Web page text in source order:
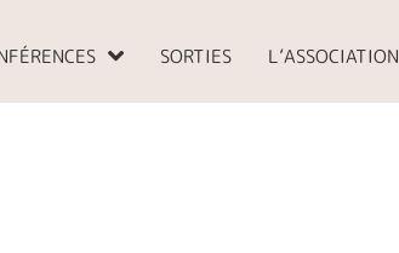
SORTIES L’ASSOCIATION